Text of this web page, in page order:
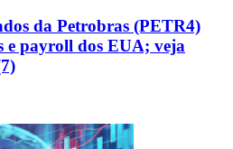
da Petrobras (PETR4)
e payroll dos EUA; veja